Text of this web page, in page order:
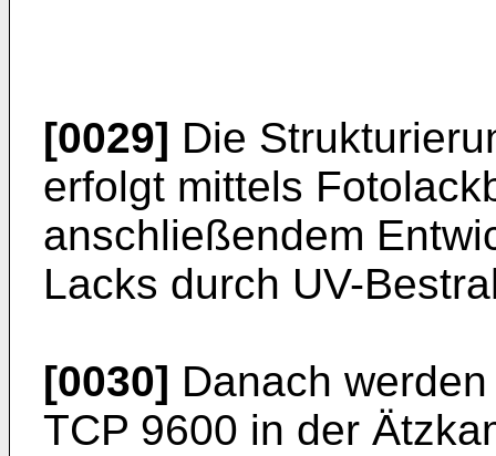
[0029] Die
erfolgt mittels
anschließendem
Lacks durch UV-
[0030] Danach
TCP 9600 in der